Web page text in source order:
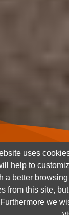
uses
help to
a better
from this site,
we